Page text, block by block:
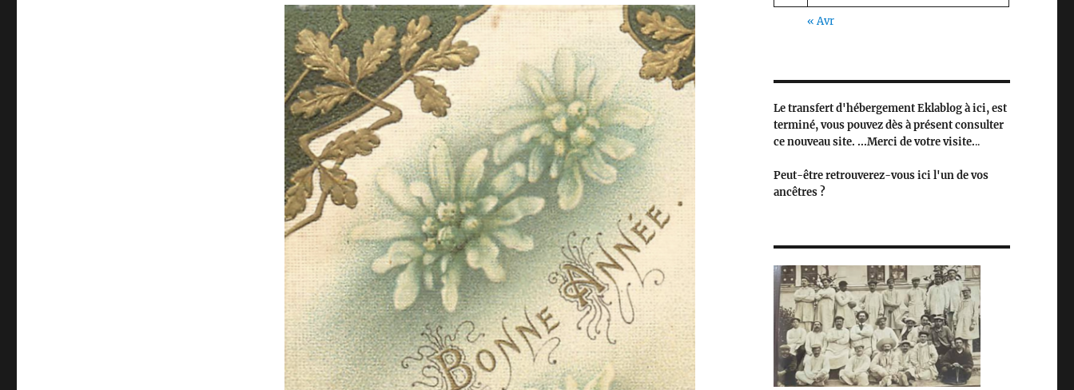
« Avr
Le transfert d'hébergement Eklablog à ici, est
terminé, vous pouvez dès à présent consulter
ce nouveau site. ...Merci de votre visite...
Peut-être retrouverez-vous ici l'un de vos
ancêtres ?